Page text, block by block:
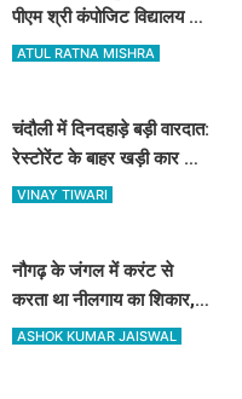
पीएम श्री कंपोजिट विद्यालय के
किचन का ताला तोड़ हजारों का
ATUL RATNA MISHRA
चंदौली में दिनदहाड़े बड़ी वारदात:
रेस्टोरेंट के बाहर खड़ी कार का
शीशा तोड़कर 20 हजार और बैग
VINAY TIWARI
नौगढ़ के जंगल में करंट से
करता था नीलगाय का शिकार,
रेंजर अमित श्रीवास्तव की टीम
ASHOK KUMAR JAISWAL